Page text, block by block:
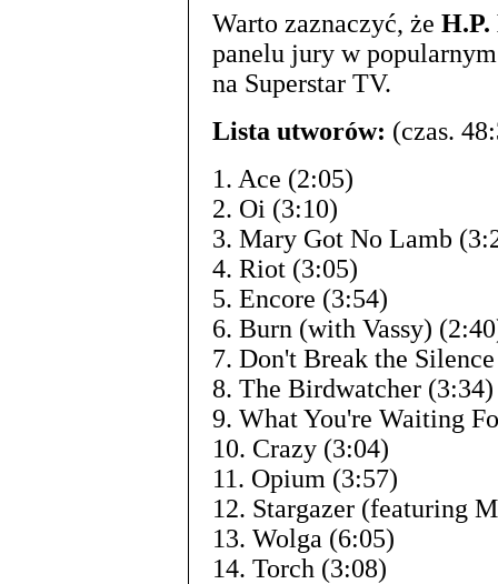
Warto zaznaczyć, że
panelu jury w
na Superstar TV.
Lista utworów: (czas.
1. Ace (2:05)
2. Oi (3:10)
3. Mary Got No Lamb
4. Riot (3:05)
5. Encore (3:54)
6. Burn (with Vassy)
7. Don't Break the
8. The Birdwatcher (3:34)
9. What You're Waiting
10. Crazy (3:04)
11. Opium (3:57)
12. Stargazer (featuring
13. Wolga (6:05)
14. Torch (3:08)